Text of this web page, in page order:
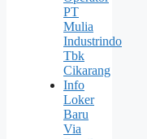
PT
Mulia
Industrindo
Tbk
Cikarang
Info
Loker
Baru
Via